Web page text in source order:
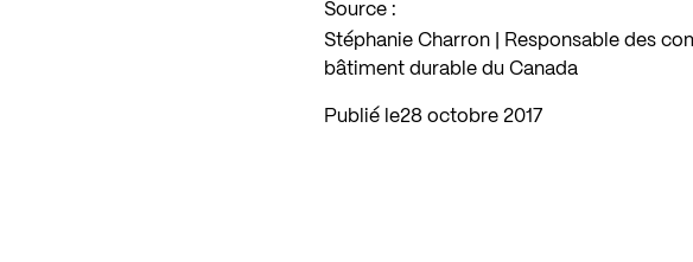
Source :
Stéphanie Charron | Responsable des
bâtiment durable du Canada
Publié le 28 octobre 2017